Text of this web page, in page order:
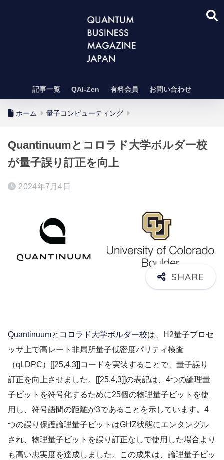
記事一覧 QAI-Zen 有料会員 お問い合わせ
ホーム 量子コンピューティング
Quantinuumとコロラド大学ボルダー校
が量子誤り訂正を向上
2024年7月4日
Quantinuumと コロラド大学ボルダー校は、H2量子プロセ
ッサ上で高レート非局所量子低密度パリティ検査
（qLDPC）[[25,4,3]]コードを実装することで、量子誤り
訂正を向上させました。[[25,4,3]]の表記は、4つの論理量
子ビットを符号化するために25個の物理量子ビットを使
用し、符号語間の距離が3であることを示しています。4
つの誤り保護論理量子ビットはGHZ状態にエンタングル
され、物理量子ビットを誤り訂正なしで使用した場合より
も高い忠実度を達成しました。この成果は、論理量子ビッ